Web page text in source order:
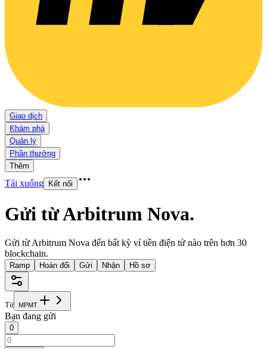
Giao dịch
Khám phá
Quản lý
Phần thưởng
Thêm
Tải xuống Kết nối
Gửi từ Arbitrum Nova.
Gửi từ Arbitrum Nova đến bất kỳ ví tiền điện tử nào trên hơn 30
blockchain.
Ramp Hoán đổi Gửi Nhận Hồ sơ
Từ MPMT
Bạn đang gửi
0